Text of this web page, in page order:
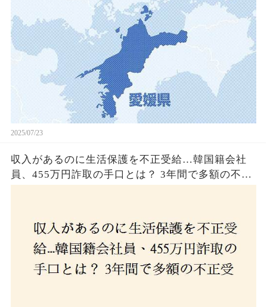
2025/07/23
収入があるのに生活保護を不正受給…韓国籍会社
員、455万円詐取の手口とは？ 3年間で多額の不正